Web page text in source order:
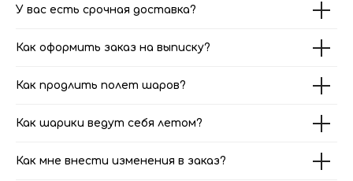
У вас есть срочная доставка?
Как оформить заказ на выписку?
Как продлить полет шаров?
Как шарики ведут себя летом?
Как мне внести изменения в заказ?